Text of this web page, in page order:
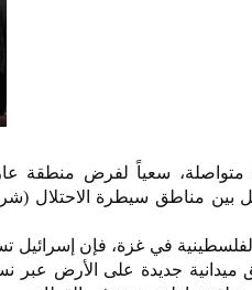
مناطق سيطرة الاحتلال
في غزة، فإن إسرائيل
ميدانية جديدة على الأرض عبر